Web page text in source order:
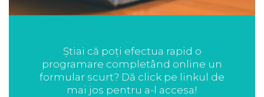
Știai că poți efectua rapid o
programare completând online un
formular scurt? Dă click pe linkul de
mai jos pentru a-l accesa!